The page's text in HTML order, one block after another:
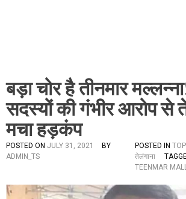
बड़ा चोर है तीनमार
सदस्यों की गंभीर आरोप से
मचा हड़कंप
POSTED ON JULY 31, 2021
BY
ADMIN_TS
POSTED IN
तेलंगाना
TEENMAR